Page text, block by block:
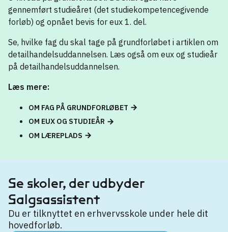
gennemført studieåret (det studiekompetencegivende
forløb) og opnået bevis for eux 1. del.
Se, hvilke fag du skal tage på grundforløbet i artiklen om
detailhandelsuddannelsen. Læs også om eux og studieår
på detailhandelsuddannelsen.
Læs mere:
OM FAG PÅ GRUNDFORLØBET
OM EUX OG STUDIEÅR
OM LÆREPLADS
Se skoler, der udbyder
Salgsassistent
Du er tilknyttet en erhvervsskole under hele dit
hovedforløb.